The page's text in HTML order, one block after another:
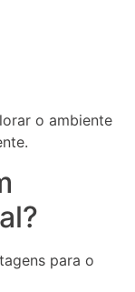
o ambiente
para o